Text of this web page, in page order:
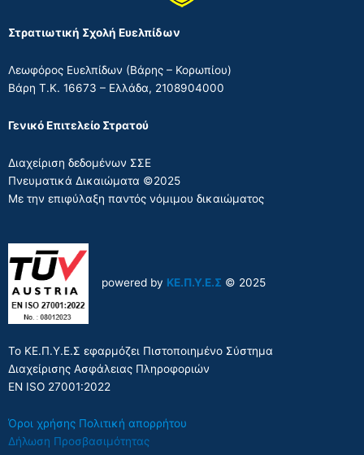
Στρατιωτική Σχολή Ευελπίδων
Λεωφόρος Ευελπίδων (Βάρης – Κορωπίου)
Βάρη Τ.Κ. 16673 – Ελλάδα, 2108904000
Γενικό Επιτελείο Στρατού
Διαχείριση δεδομένων ΣΣΕ
Πνευματικά Δικαιώματα ©2025
Με την επιφύλαξη παντός νόμιμου δικαιώματος
powered by ΚΕ.Π.Υ.Ε.Σ © 2025
Το ΚΕ.Π.Υ.Ε.Σ εφαρμόζει Πιστοποιημένο Σύστημα
Διαχείρισης Ασφάλειας Πληροφοριών
EN ISO 27001:2022
Όροι χρήσης Πολιτική απορρήτου
Δήλωση Προσβασιμότητας